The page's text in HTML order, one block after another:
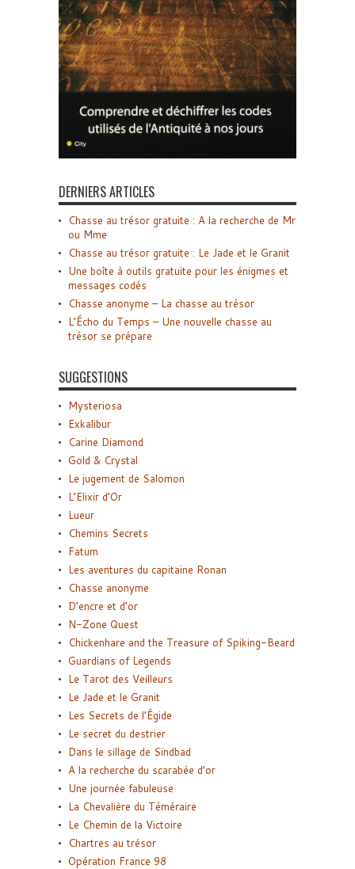
DERNIERS ARTICLES
Chasse au trésor gratuite : A la recherche de Mr
ou Mme
Chasse au trésor gratuite : Le Jade et le Granit
Une boîte à outils gratuite pour les énigmes et
messages codés
Chasse anonyme – La chasse au trésor
L’Écho du Temps – Une nouvelle chasse au
trésor se prépare
SUGGESTIONS
Mysteriosa
Exkalibur
Carine Diamond
Gold & Crystal
Le jugement de Salomon
L’Elixir d’Or
Lueur
Chemins Secrets
Fatum
Les aventures du capitaine Ronan
Chasse anonyme
D’encre et d’or
N-Zone Quest
Chickenhare and the Treasure of Spiking-Beard
Guardians of Legends
Le Tarot des Veilleurs
Le Jade et le Granit
Les Secrets de l’Égide
Le secret du destrier
Dans le sillage de Sindbad
A la recherche du scarabée d’or
Une journée fabuleuse
La Chevalière du Téméraire
Le Chemin de la Victoire
Chartres au trésor
Opération France 98